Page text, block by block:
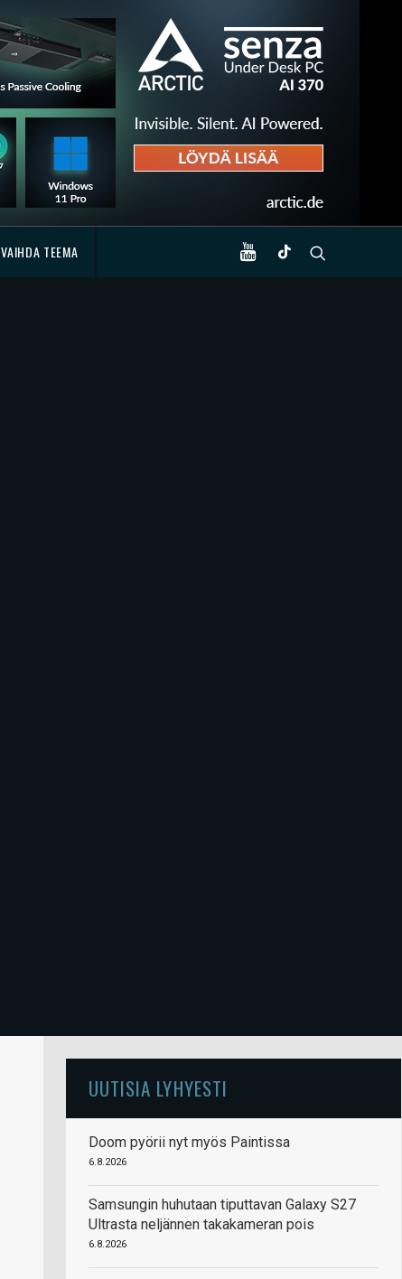
VAIHDA TEEMA
UUTISIA LYHYESTI
Doom pyörii nyt myös Paintissa
6.8.2026
Samsungin huhutaan tiputtavan Galaxy S27
Ultrasta neljännen takakameran pois
6.8.2026